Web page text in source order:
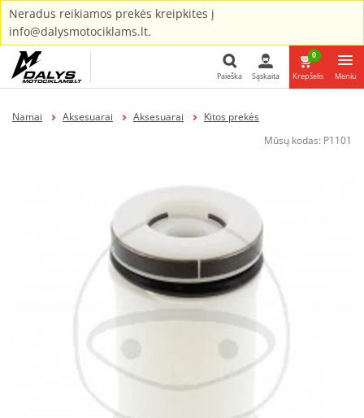
Neradus reikiamos prekės kreipkites į
info@dalysmotociklams.lt.
Paieška Sąskaita
0
Krepšelis Meniu
Namai Aksesuarai Aksesuarai
Kitos prekės
Mūsų kodas: P1101